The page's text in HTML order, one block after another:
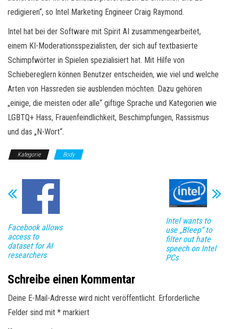
redigieren“, so Intel Marketing Engineer Craig Raymond.
Intel hat bei der Software mit Spirit AI zusammengearbeitet,
einem KI-Moderationsspezialisten, der sich auf textbasierte
Schimpfwörter in Spielen spezialisiert hat. Mit Hilfe von
Schiebereglern können Benutzer entscheiden, wie viel und welche
Arten von Hassreden sie ausblenden möchten. Dazu gehören
„einige, die meisten oder alle“ giftige Sprache und Kategorien wie
LGBTQ+ Hass, Frauenfeindlichkeit, Beschimpfungen, Rassismus
und das „N-Wort“.
Kategorie Body
Facebook allows
access to
dataset for AI
researchers
Intel wants to
use „Bleep“ to
filter out hate
speech on Intel
PCs
Schreibe einen Kommentar
Deine E-Mail-Adresse wird nicht veröffentlicht. Erforderliche
Felder sind mit * markiert